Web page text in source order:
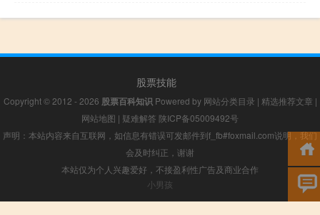
股票技能
Copyright © 2012 - 2026 股票百科知识 Powered by 网站分类目录 | 精选推荐文章 |
网站地图 | 疑难解答 陕ICP备05009492号
声明：本站内容来自互联网，如信息有错误可发邮件到f_fb#foxmail.com说明，我们
会及时纠正，谢谢
本站仅为个人兴趣爱好，不接盈利性广告及商业合作
小男孩